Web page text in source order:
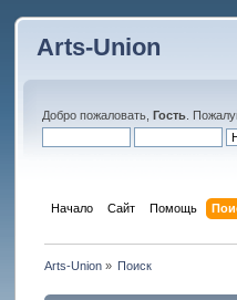
Arts-Union
Добро пожаловать,Гость .
Начало Сайт Помощь
Arts-Union» Поиск